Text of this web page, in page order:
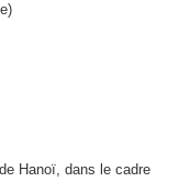
Hanoï, dans le cadre